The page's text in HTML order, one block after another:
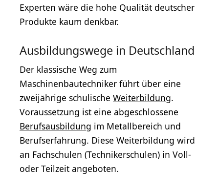
Experten wäre die hohe Qualität deutscher
Produkte kaum denkbar.
Ausbildungswege in Deutschland
Der klassische Weg zum
Maschinenbautechniker führt über eine
zweijährige schulische Weiterbildung.
Voraussetzung ist eine abgeschlossene
Berufsausbildung im Metallbereich und
Berufserfahrung. Diese Weiterbildung wird
an Fachschulen (Technikerschulen) in Voll-
oder Teilzeit angeboten.